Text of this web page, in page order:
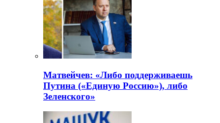
Матвейчев: «Либо поддерживаешь
Путина («Единую Россию»), либо
Зеленского»